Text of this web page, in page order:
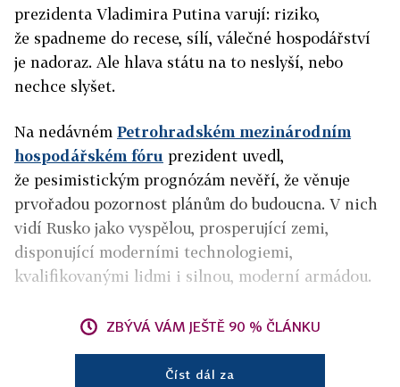
prezidenta Vladimira Putina varují: riziko,
že spadneme do recese, sílí, válečné hospodářství
je nadoraz. Ale hlava státu na to neslyší, nebo
nechce slyšet.
Na nedávném Petrohradském mezinárodním
hospodářském fóru prezident uvedl,
že pesimistickým prognózám nevěří, že věnuje
prvořadou pozornost plánům do budoucna. V nich
vidí Rusko jako vyspělou, prosperující zemi,
disponující moderními technologiemi,
kvalifikovanými lidmi i silnou, moderní armádou.
ZBÝVÁ VÁM JEŠTĚ 90 % ČLÁNKU
Číst dál za